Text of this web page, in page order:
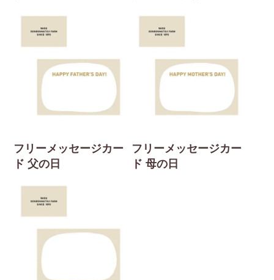
フリーメッセージカー
ド 父の日
フリーメッセージカー
ド 母の日